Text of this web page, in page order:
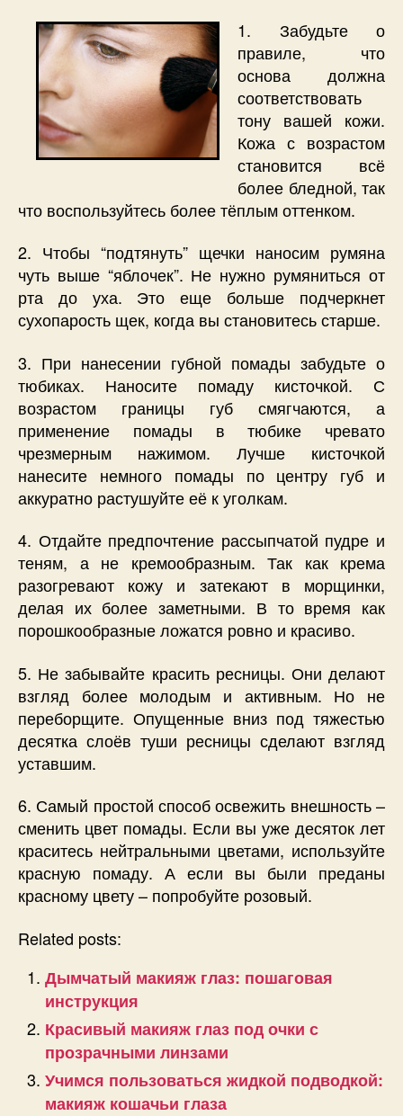
1. Забудьте о
правиле, что
основа должна
соответствовать
тону вашей кожи.
Кожа с возрастом
становится всё
более бледной, так
что воспользуйтесь более тёплым оттенком.
2. Чтобы “подтянуть” щечки наносим румяна
чуть выше “яблочек”. Не нужно румяниться от
рта до уха. Это еще больше подчеркнет
сухопарость щек, когда вы становитесь старше.
3. При нанесении губной помады забудьте о
тюбиках. Наносите помаду кисточкой. С
возрастом границы губ смягчаются, а
применение помады в тюбике чревато
чрезмерным нажимом. Лучше кисточкой
нанесите немного помады по центру губ и
аккуратно растушуйте её к уголкам.
4. Отдайте предпочтение рассыпчатой пудре и
теням, а не кремообразным. Так как крема
разогревают кожу и затекают в морщинки,
делая их более заметными. В то время как
порошкообразные ложатся ровно и красиво.
5. Не забывайте красить ресницы. Они делают
взгляд более молодым и активным. Но не
переборщите. Опущенные вниз под тяжестью
десятка слоёв туши ресницы сделают взгляд
уставшим.
6. Самый простой способ освежить внешность –
сменить цвет помады. Если вы уже десяток лет
краситесь нейтральными цветами, используйте
красную помаду. А если вы были преданы
красному цвету – попробуйте розовый.
Related posts:
Дымчатый макияж глаз: пошаговая
инструкция
Красивый макияж глаз под очки с
прозрачными линзами
Учимся пользоваться жидкой подводкой:
макияж кошачьи глаза